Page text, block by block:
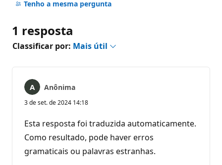
comentários
Tenho a mesma pergunta
1 resposta
Classificar por: Mais útil
Anônima
3 de set. de 2024 14:18
Esta resposta foi traduzida automaticamente.
Como resultado, pode haver erros
gramaticais ou palavras estranhas.